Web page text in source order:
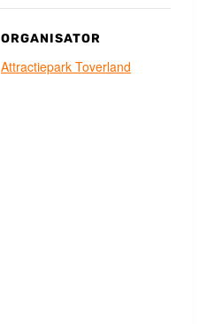
ORGANISATOR
Attractiepark Toverland